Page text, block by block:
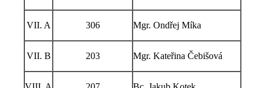
VII. A 306 Mgr. Ondřej Míka
VII. B 203 Mgr. Kateřina Čebišová